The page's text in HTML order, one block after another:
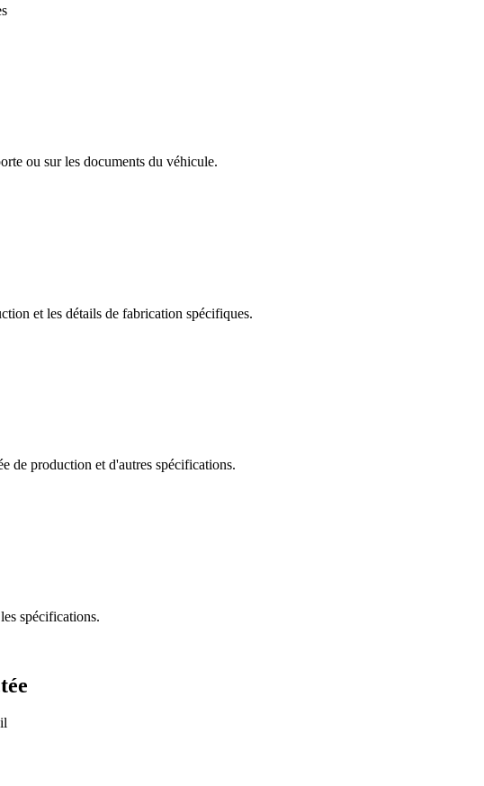
ou sur les documents du véhicule.
et les détails de fabrication spécifiques.
de production et d'autres spécifications.
spécifications.